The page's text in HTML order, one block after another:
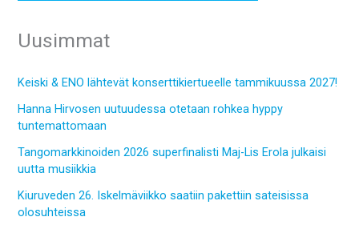
Uusimmat
Keiski & ENO lähtevät konserttikiertueelle tammikuussa 2027!
Hanna Hirvosen uutuudessa otetaan rohkea hyppy
tuntemattomaan
Tangomarkkinoiden 2026 superfinalisti Maj-Lis Erola julkaisi
uutta musiikkia
Kiuruveden 26. Iskelmäviikko saatiin pakettiin sateisissa
olosuhteissa